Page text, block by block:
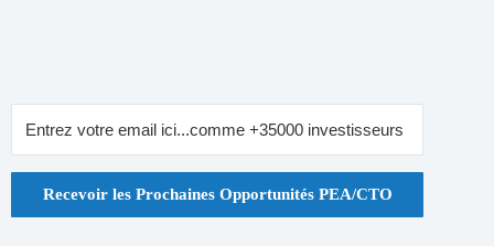
Recevoir les Prochaines Opportunités PEA/CTO